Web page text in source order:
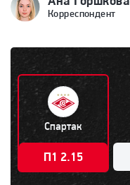
Корреспондент
Спартак
П1 2.15